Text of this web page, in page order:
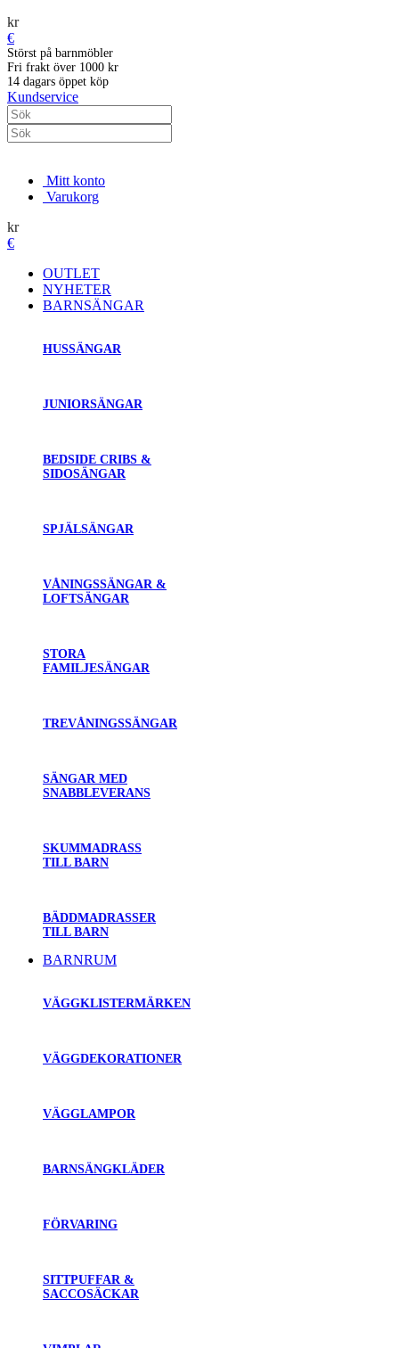
kr
€
Störst på barnmöbler
Fri frakt över 1000 kr
14 dagars öppet köp
Kundservice
Mitt konto
Varukorg
kr
€
OUTLET
NYHETER
BARNSÄNGAR
HUSSÄNGAR
JUNIORSÄNGAR
BEDSIDE CRIBS &
SIDOSÄNGAR
SPJÄLSÄNGAR
VÅNINGSSÄNGAR &
LOFTSÄNGAR
STORA
FAMILJESÄNGAR
TREVÅNINGSSÄNGAR
SÄNGAR MED
SNABBLEVERANS
SKUMMADRASS
TILL BARN
BÄDDMADRASSER
TILL BARN
BARNRUM
VÄGGKLISTERMÄRKEN
VÄGGDEKORATIONER
VÄGGLAMPOR
BARNSÄNGKLÄDER
FÖRVARING
SITTPUFFAR &
SACCOSÄCKAR